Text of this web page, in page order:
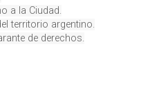
a la Ciudad.
territorio argentino.
de derechos.